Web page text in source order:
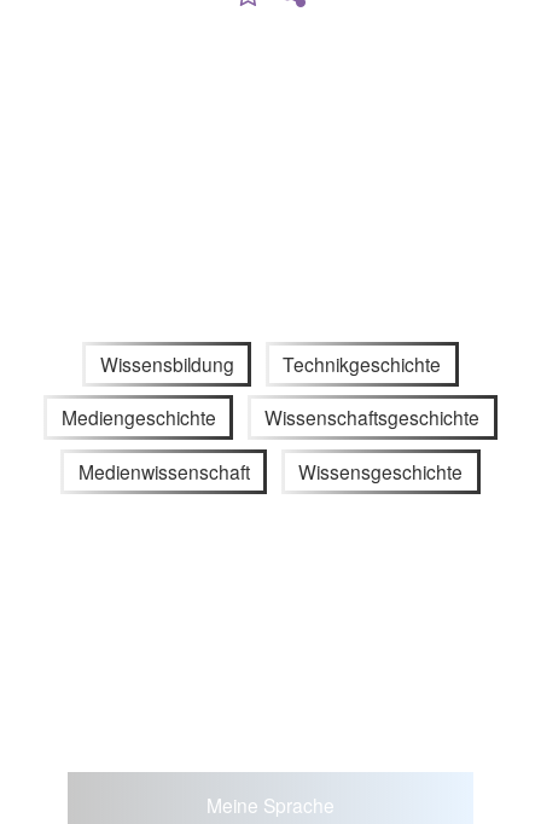
Wissensbildung Technikgeschichte
Mediengeschichte Wissenschaftsgeschichte
Medienwissenschaft Wissensgeschichte
Meine Sprache